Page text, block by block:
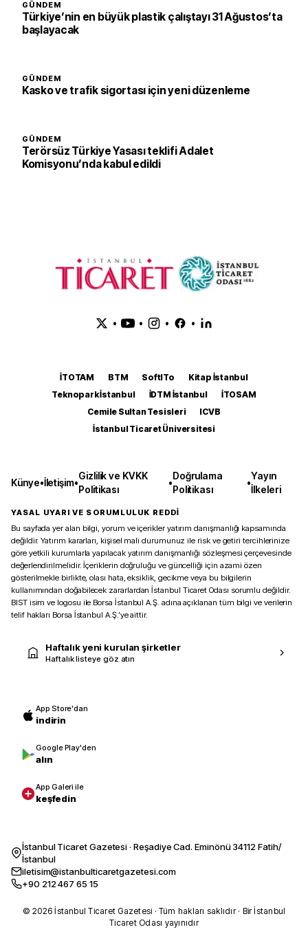
GÜNDEM
Türkiye’nin en büyük plastik çalıştayı 31 Ağustos’ta
başlayacak
GÜNDEM
Kasko ve trafik sigortası için yeni düzenleme
GÜNDEM
Terörsüz Türkiye Yasası teklifi Adalet
Komisyonu’nda kabul edildi
• • • •
İTOTAM BTM SoftITo
Kitap İstanbul
Teknopark İstanbul
İDTM İstanbul
İTOSAM
Cemile Sultan Tesisleri
ICVB
İstanbul Ticaret Üniversitesi
Künye•İletişim•
Gizlilik ve KVKK
Politikası
•
Doğrulama
Politikası
•
Yayın
İlkeleri
YASAL UYARI VE SORUMLULUK REDDİ
Bu sayfada yer alan bilgi, yorum ve içerikler yatırım danışmanlığı kapsamında
değildir. Yatırım kararları, kişisel mali durumunuz ile risk ve getiri tercihlerinize
göre yetkili kurumlarla yapılacak yatırım danışmanlığı sözleşmesi çerçevesinde
değerlendirilmelidir. İçeriklerin doğruluğu ve güncelliği için azami özen
gösterilmekle birlikte, olası hata, eksiklik, gecikme veya bu bilgilerin
kullanımından doğabilecek zararlardan İstanbul Ticaret Odası sorumlu değildir.
BIST isim ve logosu ile Borsa İstanbul A.Ş. adına açıklanan tüm bilgi ve verilerin
telif hakları Borsa İstanbul A.Ş.’ye aittir.
Haftalık yeni kurulan şirketler
Haftalık listeye göz atın
App Store'dan
indirin
Google Play'den
alın
App Galeri ile
keşfedin
İstanbul Ticaret Gazetesi · Reşadiye Cad. Eminönü 34112 Fatih/
İstanbul
iletisim@istanbulticaretgazetesi.com
+90 212 467 65 15
© 2026 İstanbul Ticaret Gazetesi · Tüm hakları saklıdır · Bir İstanbul
Ticaret Odası yayınıdır